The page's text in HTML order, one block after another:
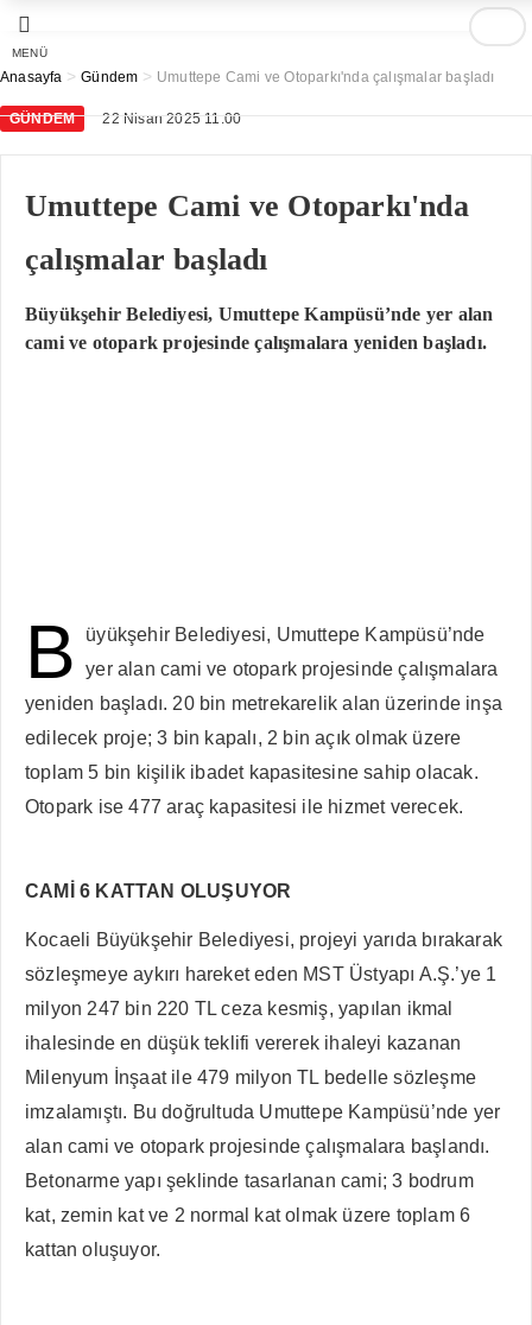
MENÜ
Anasayfa >Gündem > Umuttepe Cami ve Otoparkı'nda çalışmalar başladı
GÜNDEM 22 Nisan 2025 11:00
Umuttepe Cami ve Otoparkı'nda
çalışmalar başladı
Büyükşehir Belediyesi, Umuttepe Kampüsü’nde yer alan
cami ve otopark projesinde çalışmalara yeniden başladı.
B
üyükşehir Belediyesi, Umuttepe Kampüsü’nde
yer alan cami ve otopark projesinde çalışmalara
yeniden başladı. 20 bin metrekarelik alan üzerinde inşa
edilecek proje; 3 bin kapalı, 2 bin açık olmak üzere
toplam 5 bin kişilik ibadet kapasitesine sahip olacak.
Otopark ise 477 araç kapasitesi ile hizmet verecek.
CAMİ 6 KATTAN OLUŞUYOR
Kocaeli Büyükşehir Belediyesi, projeyi yarıda bırakarak
sözleşmeye aykırı hareket eden MST Üstyapı A.Ş.’ye 1
milyon 247 bin 220 TL ceza kesmiş, yapılan ikmal
ihalesinde en düşük teklifi vererek ihaleyi kazanan
Milenyum İnşaat ile 479 milyon TL bedelle sözleşme
imzalamıştı. Bu doğrultuda Umuttepe Kampüsü’nde yer
alan cami ve otopark projesinde çalışmalara başlandı.
Betonarme yapı şeklinde tasarlanan cami; 3 bodrum
kat, zemin kat ve 2 normal kat olmak üzere toplam 6
kattan oluşuyor.